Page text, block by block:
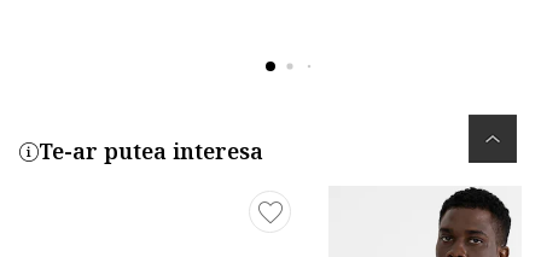
Te-ar putea interesa